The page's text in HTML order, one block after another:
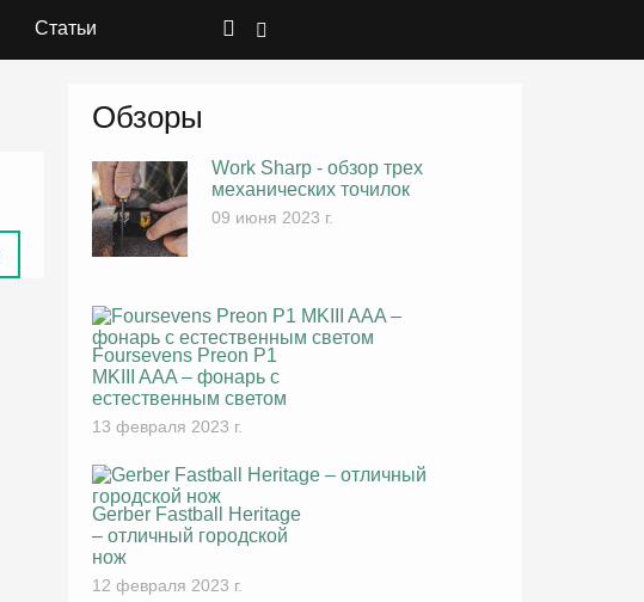
Статьи
Обзоры
Work Sharp - обзор трех
механических точилок
09 июня 2023 г.
Foursevens Preon P1
MKIII AAA – фонарь с
естественным светом
13 февраля 2023 г.
Gerber Fastball Heritage
– отличный городской
нож
12 февраля 2023 г.